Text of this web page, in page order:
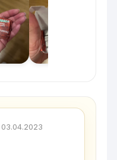
03.04.2023